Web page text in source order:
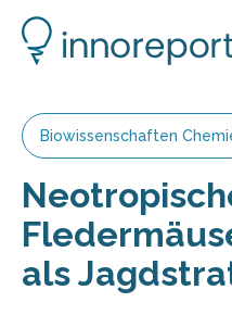
Biowissenschaften
als